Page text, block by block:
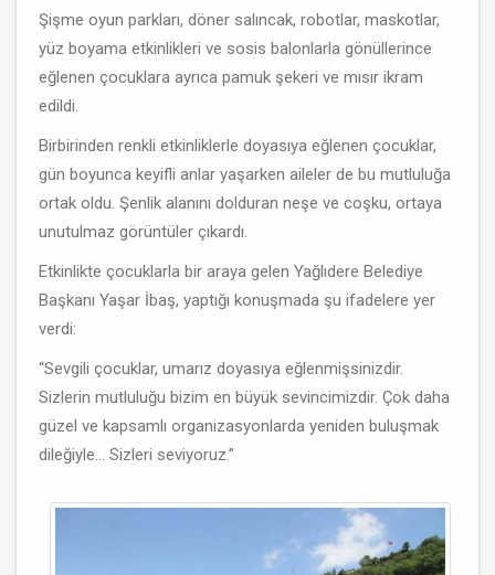
Şişme oyun parkları, döner salıncak, robotlar, maskotlar,
yüz boyama etkinlikleri ve sosis balonlarla gönüllerince
eğlenen çocuklara ayrıca pamuk şekeri ve mısır ikram
edildi.
Birbirinden renkli etkinliklerle doyasıya eğlenen çocuklar,
gün boyunca keyifli anlar yaşarken aileler de bu mutluluğa
ortak oldu. Şenlik alanını dolduran neşe ve coşku, ortaya
unutulmaz görüntüler çıkardı.
Etkinlikte çocuklarla bir araya gelen Yağlıdere Belediye
Başkanı Yaşar İbaş, yaptığı konuşmada şu ifadelere yer
verdi:
“Sevgili çocuklar, umarız doyasıya eğlenmişsinizdir.
Sizlerin mutluluğu bizim en büyük sevincimizdir. Çok daha
güzel ve kapsamlı organizasyonlarda yeniden buluşmak
dileğiyle… Sizleri seviyoruz.”